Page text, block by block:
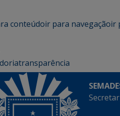
conteúdoir para navegaçãoir
transparência